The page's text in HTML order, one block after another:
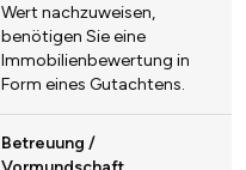
Wert nachzuweisen,
benötigen Sie eine
Immobilienbewertung in
Form eines Gutachtens.
Betreuung /